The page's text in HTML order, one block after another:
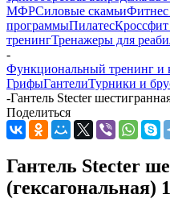
МФРСиловые скамьи
программыПилатес
тренингТренажеры для
-
Функциональный тренинг и
ГрифыГантелиТурники и
-Гантель Stecter
Поделиться
Гантель Stecter
(гексагональная)